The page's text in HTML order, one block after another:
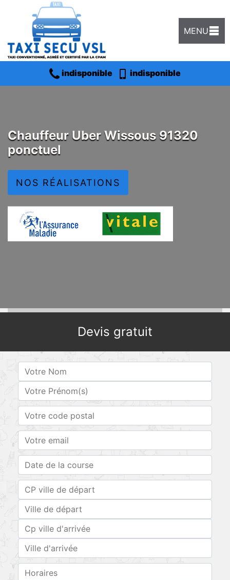
MENU
indisponible indisponible
Chauffeur Uber Wissous 91320
ponctuel
NOS RÉALISATIONS
Devis gratuit